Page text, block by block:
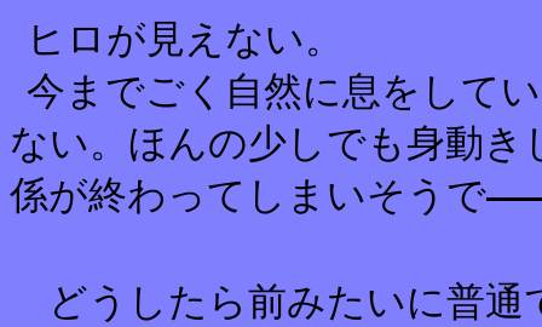
ヒロが見えない。
今までごく自然に息をして
ない。ほんの少しでも身動
係が終わってしまいそうで
どうしたら前みたいに普通